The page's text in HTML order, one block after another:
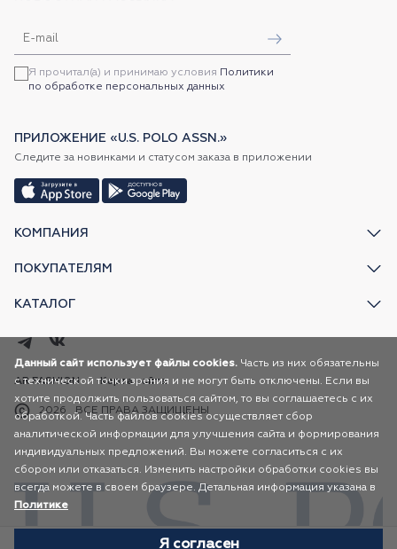
КОМПАНИЯ
ПОКУПАТЕЛЯМ
КАТАЛОГ
Я прочитал(а) и принимаю условия Политики
по обработке персональных данных
ПРИЛОЖЕНИЕ «U.S. POLO ASSN.»
Следите за новинками и статусом заказа в приложении
2026 ВСЕ ПРАВА ЗАЩИЩЕНЫ
AR FASHION Карта сайта
Данный сайт использует файлы cookies. Часть из них обязательны
с технической точки зрения и не могут быть отключены. Если вы
хотите продолжить пользоваться сайтом, то вы соглашаетесь с их
обработкой. Часть файлов cookies осуществляет сбор
аналитической информации для улучшения сайта и формирования
индивидуальных предложений. Вы можете согласиться с их
сбором или отказаться. Изменить настройки обработки cookies вы
всегда можете в своем браузере. Детальная информация указана в
Политике
Я согласен